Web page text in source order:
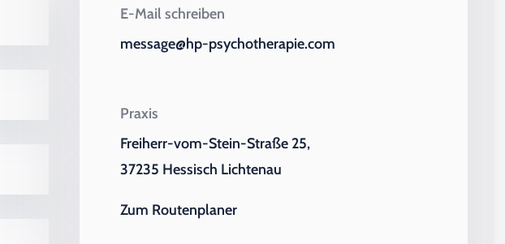
E-Mail schreiben
message@hp-psychotherapie.com
Praxis
Freiherr-vom-Stein-Straße 25,
37235 Hessisch Lichtenau
Zum Routenplaner